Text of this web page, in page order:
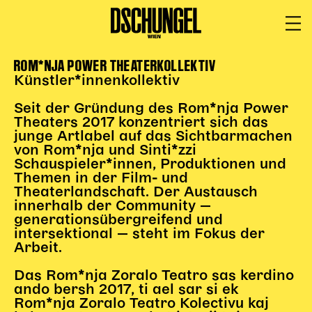
PROGRAMM
Vorstellungen
Festivals
Wild & Schön Festival
Gastspiele
Extras
Available for Touring
Archiv
MITSPIELEN
ROM*NJA POWER THEATERKOLLEKTIV
Künstler*innenkollektiv
Seit der Gründung des Rom*nja Power
Theaters 2017 konzentriert sich das
junge Artlabel auf das Sichtbarmachen
von Rom*nja und Sinti*zzi
Schauspieler*innen, Produktionen und
Themen in der Film- und
Theaterlandschaft. Der Austausch
innerhalb der Community —
generationsübergreifend und
intersektional — steht im Fokus der
Arbeit.
Das Rom*nja Zoralo Teatro sas kerdino
ando bersh 2017, ti ael sar si ek
Rom*nja Zoralo Teatro Kolectivu kaj